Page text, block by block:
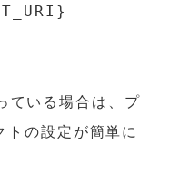
ている場合は、プ
トの設定が簡単に